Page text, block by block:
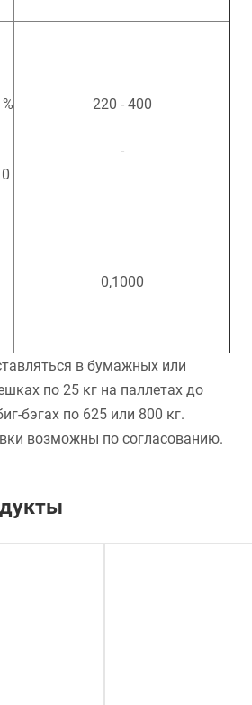
220 - 400
-
0,1000
в бумажных или
по 25 кг на паллетах до
бэгах по 625 или 800 кг.
возможны по согласованию.